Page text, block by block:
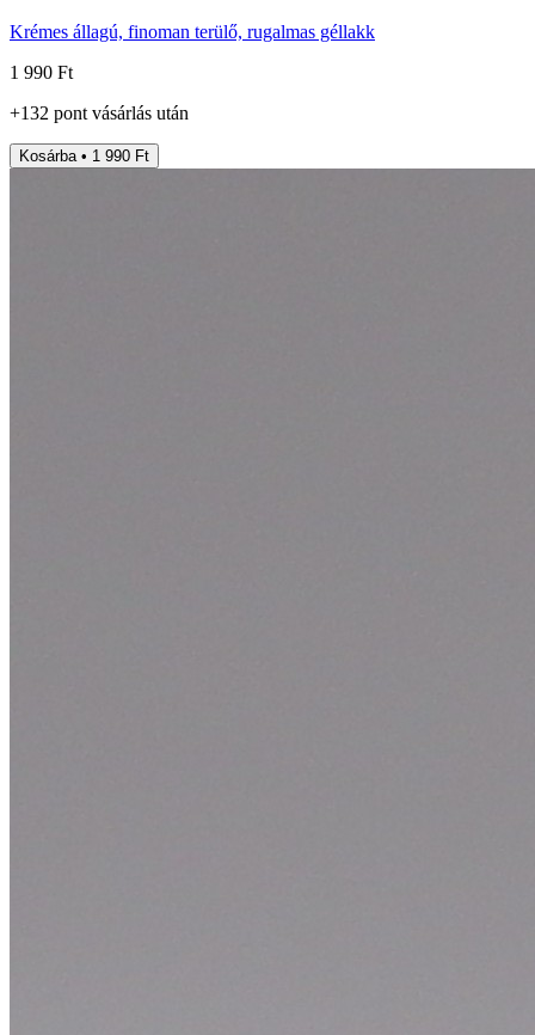
Krémes állagú, finoman terülő, rugalmas géllakk
1 990 Ft
+132 pont vásárlás után
Kosárba • 1 990 Ft